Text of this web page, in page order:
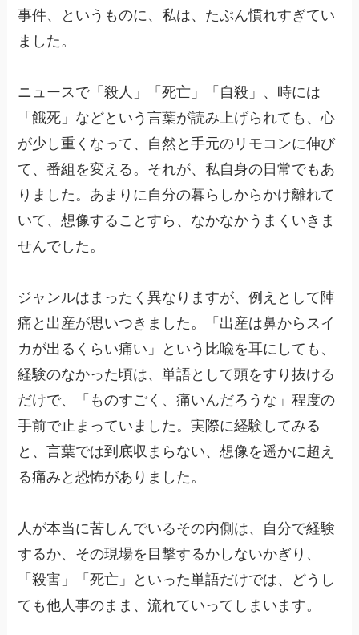
事件、というものに、私は、たぶん慣れすぎてい
ました。
ニュースで「殺人」「死亡」「自殺」、時には
「餓死」などという言葉が読み上げられても、心
が少し重くなって、自然と手元のリモコンに伸び
て、番組を変える。それが、私自身の日常でもあ
りました。あまりに自分の暮らしからかけ離れて
いて、想像することすら、なかなかうまくいきま
せんでした。
ジャンルはまったく異なりますが、例えとして陣
痛と出産が思いつきました。「出産は鼻からスイ
カが出るくらい痛い」という比喩を耳にしても、
経験のなかった頃は、単語として頭をすり抜ける
だけで、「ものすごく、痛いんだろうな」程度の
手前で止まっていました。実際に経験してみる
と、言葉では到底収まらない、想像を遥かに超え
る痛みと恐怖がありました。
人が本当に苦しんでいるその内側は、自分で経験
するか、その現場を目撃するかしないかぎり、
「殺害」「死亡」といった単語だけでは、どうし
ても他人事のまま、流れていってしまいます。